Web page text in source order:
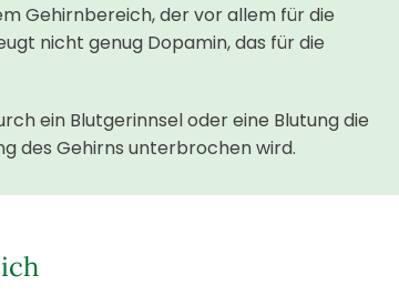
Gehirnbereich, der vor allem für die
nicht genug Dopamin, das für die
ein Blutgerinnsel oder eine Blutung die
des Gehirns unterbrochen wird.